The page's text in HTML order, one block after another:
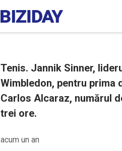
Tenis. Jannik Sinner,
Wimbledon, pentru prima
Carlos Alcaraz, numărul
trei ore.
acum un an